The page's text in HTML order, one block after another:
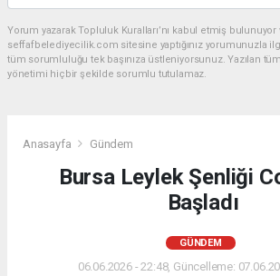
Yorum yazarak Topluluk Kuralları’nı kabul etmiş bulunuyor
seffafbelediyecilik.com sitesine yaptığınız yorumunuzla
tüm sorumluluğu tek başınıza üstleniyorsunuz. Yazılan
yönetimi hiçbir şekilde sorumlu tutulamaz.
Anasayfa Gündem
Bursa Leylek Şenliği
Başladı
GÜNDEM
06.06.2026 - 22:48, Güncelleme: